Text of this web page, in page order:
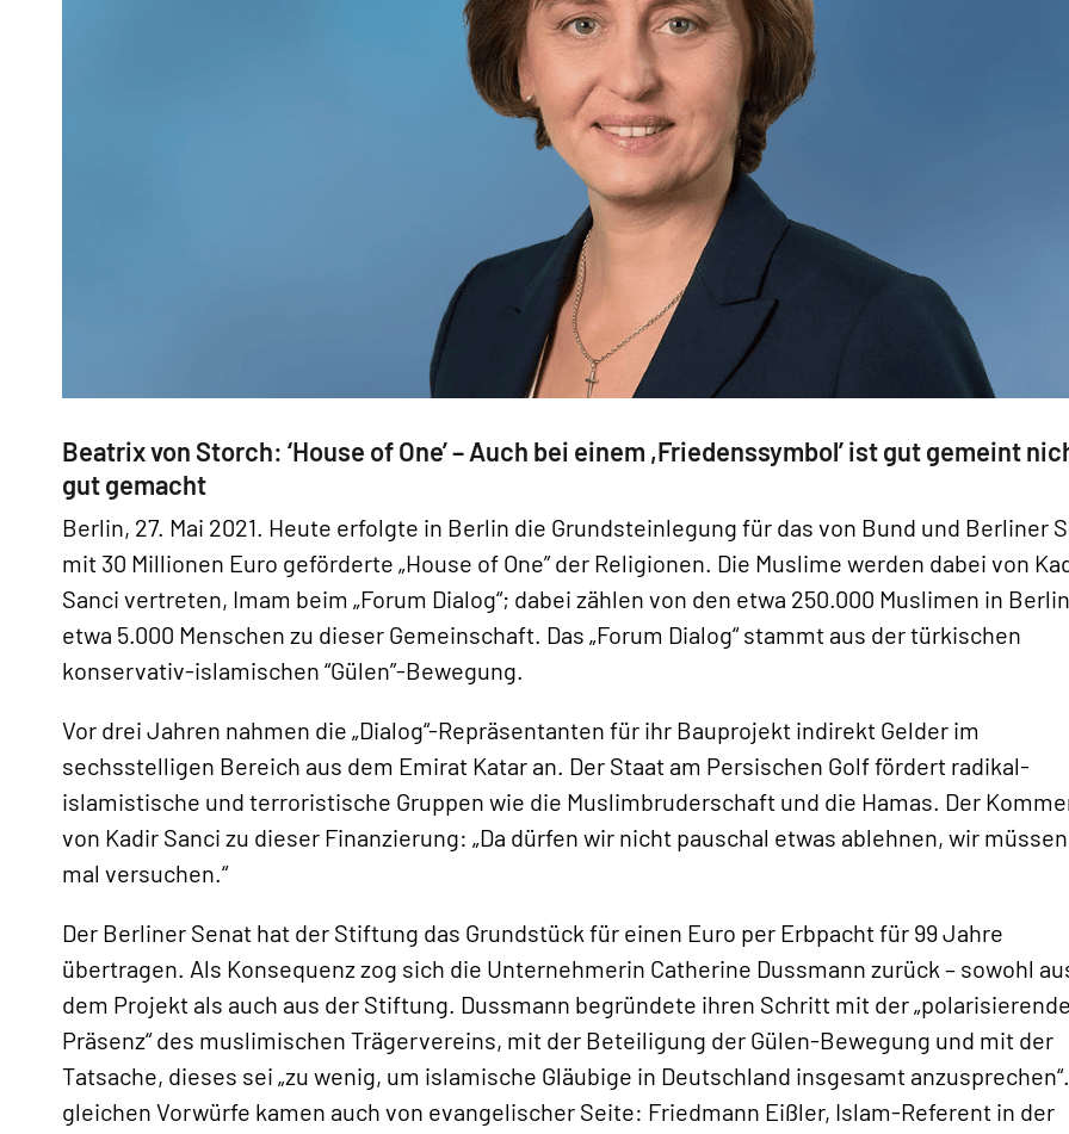
«
Beatrix von Storch: ‘House of One’ – Auch bei einem ,Friedenssymbol’ ist gut gemeint
gut gemacht
Berlin, 27. Mai 2021. Heute erfolgte in Berlin die Grundsteinlegung für das von Bund und Berliner
mit 30 Millionen Euro geförderte „House of One” der Religionen. Die Muslime werden dabei von
Sanci vertreten, Imam beim „Forum Dialog“; dabei zählen von den etwa 250.000 Muslimen in
etwa 5.000 Menschen zu dieser Gemeinschaft. Das „Forum Dialog“ stammt aus der türkischen
konservativ-islamischen “Gülen”-Bewegung.
Vor drei Jahren nahmen die „Dialog“-Repräsentanten für ihr Bauprojekt indirekt Gelder im
sechsstelligen Bereich aus dem Emirat Katar an. Der Staat am Persischen Golf fördert radikal-
islamistische und terroristische Gruppen wie die Muslimbruderschaft und die Hamas. Der
von Kadir Sanci zu dieser Finanzierung: „Da dürfen wir nicht pauschal etwas ablehnen, wir
mal versuchen.“
Der Berliner Senat hat der Stiftung das Grundstück für einen Euro per Erbpacht für 99 Jahre
übertragen. Als Konsequenz zog sich die Unternehmerin Catherine Dussmann zurück – sowohl
dem Projekt als auch aus der Stiftung. Dussmann begründete ihren Schritt mit der
Präsenz“ des muslimischen Trägervereins, mit der Beteiligung der Gülen-Bewegung und mit der
Tatsache, dieses sei „zu wenig, um islamische Gläubige in Deutschland insgesamt
gleichen Vorwürfe kamen auch von evangelischer Seite: Friedmann Eißler, Islam-Referent in der